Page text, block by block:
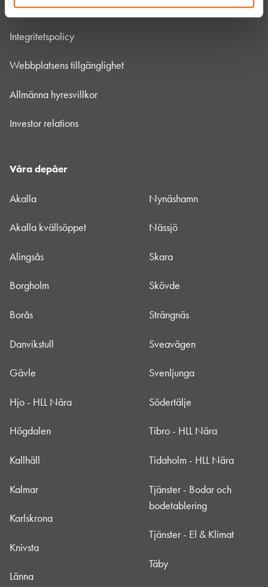
Mitt HLL
Integritetspolicy
Webbplatsens tillgänglighet
Allmänna hyresvillkor
Investor relations
Våra depåer
Akalla
Akalla kvällsöppet
Alingsås
Borgholm
Borås
Danvikstull
Gävle
Hjo - HLL Nära
Högdalen
Kallhäll
Kalmar
Karlskrona
Knivsta
Länna
Nynäshamn
Nässjö
Skara
Skövde
Strängnäs
Sveavägen
Svenljunga
Södertälje
Tibro - HLL Nära
Tidaholm - HLL Nära
Tjänster - Bodar och
bodetablering
Tjänster - El & Klimat
Täby